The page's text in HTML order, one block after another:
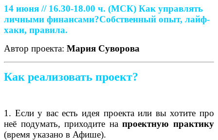
14 июня // 16.30-18.00 ч. (МСК) Как управлять
личными финансами?Собственный опыт, лайф-
хаки, правила.
Автор проекта: Мария Суворова
Как реализовать проект?
1. Если у вас есть идея проекта или вы хотите про
неё подумать, приходите напроектную практику
(время указано в Афише).